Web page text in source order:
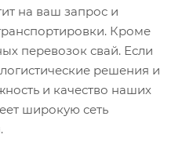
на ваш запрос и
Кроме
перевозок свай. Если
решения и
и качество наших
широкую сеть